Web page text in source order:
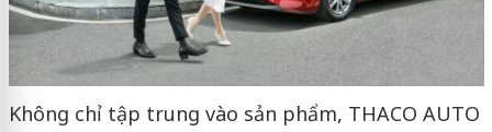
Không chỉ tập trung vào sản phẩm, THACO AUTO